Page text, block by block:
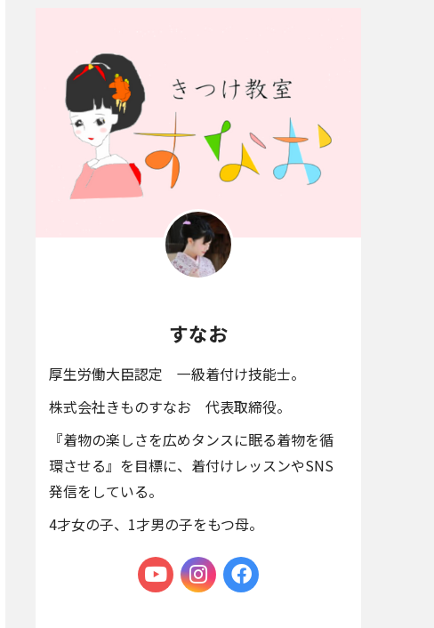
すなお
厚生労働大臣認定 一級着付け技能士。
株式会社きものすなお 代表取締役。
『着物の楽しさを広めタンスに眠る着物を循
環させる』を目標に、着付けレッスンやSNS
発信をしている。
4才女の子、1才男の子をもつ母。